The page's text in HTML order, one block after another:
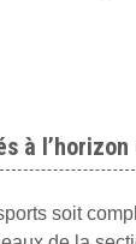
à l’horizon
soit